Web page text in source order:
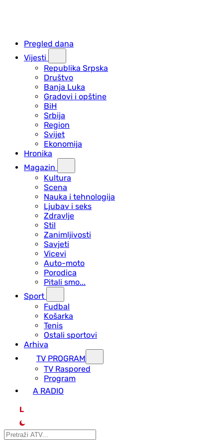
Pregled dana
Vijesti
Republika Srpska
Društvo
Banja Luka
Gradovi i opštine
BiH
Srbija
Region
Svijet
Ekonomija
Hronika
Magazin
Kultura
Scena
Nauka i tehnologija
Ljubav i seks
Zdravlje
Stil
Zanimljivosti
Savjeti
Vicevi
Auto-moto
Porodica
Pitali smo...
Sport
Fudbal
Košarka
Tenis
Ostali sportovi
Arhiva
TV PROGRAM
ТV Raspored
Program
A RADIO
L